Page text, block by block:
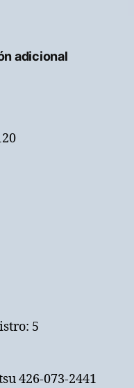
adicional
5
426-073-2441